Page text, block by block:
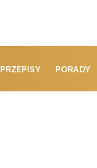
PRZEPISY PORADY